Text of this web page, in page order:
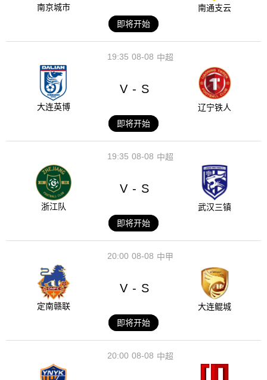
南京城市
南通支云
即将开始
08-08
19:35 中超
大连英博
V - S
辽宁铁人
即将开始
08-08
19:35 中超
浙江队
V - S
武汉三镇
即将开始
08-08
20:00 中甲
定南赣联
V - S
大连鲲城
即将开始
08-08
20:00 中超